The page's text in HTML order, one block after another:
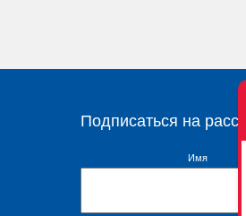
Подписаться на
Имя